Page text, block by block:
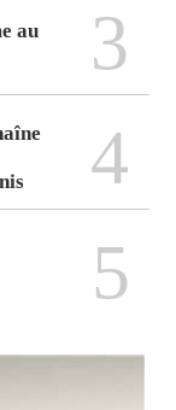
au
3
4
5